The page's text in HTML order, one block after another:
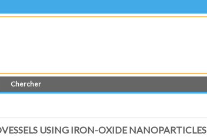
Chercher
USING IRON-OXIDE NANOPARTICLES